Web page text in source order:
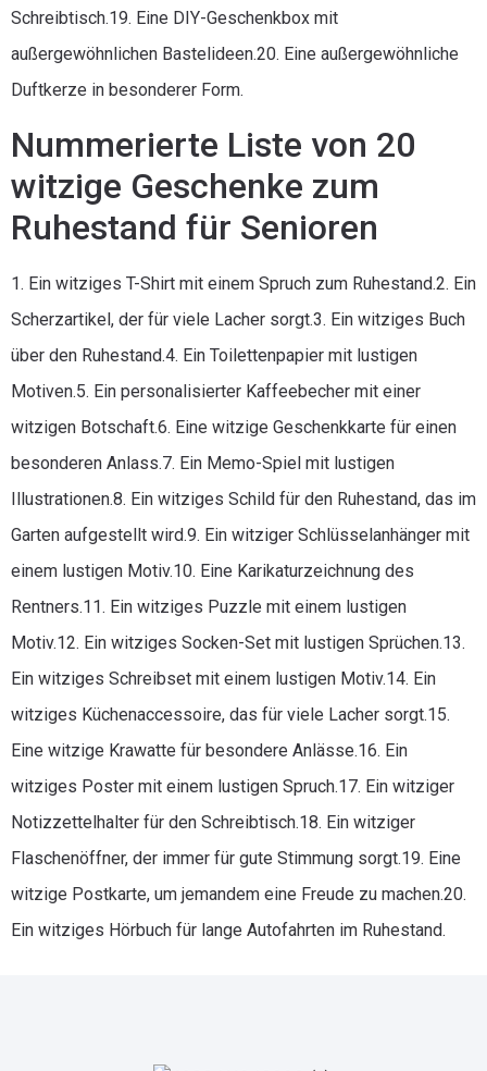
Schreibtisch.19. Eine DIY-Geschenkbox mit
außergewöhnlichen Bastelideen.20. Eine außergewöhnliche
Duftkerze in besonderer Form.
Nummerierte Liste von 20
witzige Geschenke zum
Ruhestand für Senioren
1. Ein witziges T-Shirt mit einem Spruch zum Ruhestand.2. Ein
Scherzartikel, der für viele Lacher sorgt.3. Ein witziges Buch
über den Ruhestand.4. Ein Toilettenpapier mit lustigen
Motiven.5. Ein personalisierter Kaffeebecher mit einer
witzigen Botschaft.6. Eine witzige Geschenkkarte für einen
besonderen Anlass.7. Ein Memo-Spiel mit lustigen
Illustrationen.8. Ein witziges Schild für den Ruhestand, das im
Garten aufgestellt wird.9. Ein witziger Schlüsselanhänger mit
einem lustigen Motiv.10. Eine Karikaturzeichnung des
Rentners.11. Ein witziges Puzzle mit einem lustigen
Motiv.12. Ein witziges Socken-Set mit lustigen Sprüchen.13.
Ein witziges Schreibset mit einem lustigen Motiv.14. Ein
witziges Küchenaccessoire, das für viele Lacher sorgt.15.
Eine witzige Krawatte für besondere Anlässe.16. Ein
witziges Poster mit einem lustigen Spruch.17. Ein witziger
Notizzettelhalter für den Schreibtisch.18. Ein witziger
Flaschenöffner, der immer für gute Stimmung sorgt.19. Eine
witzige Postkarte, um jemandem eine Freude zu machen.20.
Ein witziges Hörbuch für lange Autofahrten im Ruhestand.